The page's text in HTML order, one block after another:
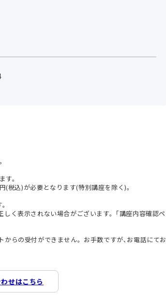
。
税込)が必要となります(特別講座を除く)。
く表示されない場合がございます。｢講座内容確認ペ
らの受付ができません。お手数ですが､お電話にてお
せはこちら